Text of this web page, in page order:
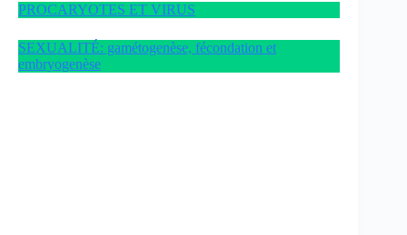
PROCARYOTES ET VIRUS
SEXUALITÉ: gamétogenèse, fécondation et
embryogenèse